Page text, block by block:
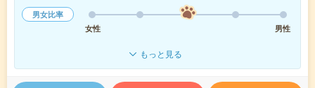
男女比率
女性
男性
もっと見る